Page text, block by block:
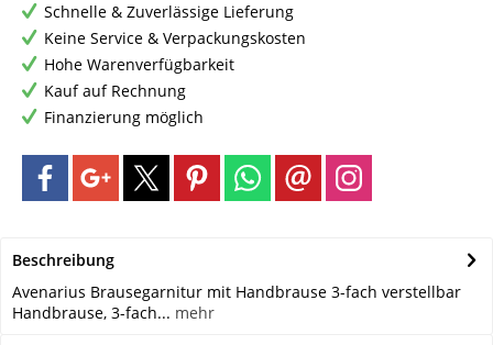
Schnelle & Zuverlässige Lieferung
Keine Service & Verpackungskosten
Hohe Warenverfügbarkeit
Kauf auf Rechnung
Finanzierung möglich
Beschreibung
Avenarius Brausegarnitur mit Handbrause 3-fach verstellbar
Handbrause, 3-fach... mehr